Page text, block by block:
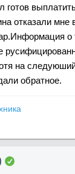
отказали мне
о
на
обратное.